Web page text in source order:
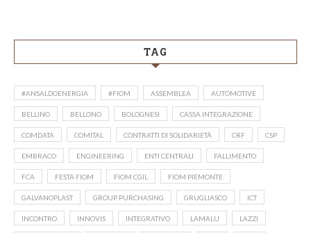
TAG
#ANSALDOENERGIA #FIOM ASSEMBLEA AUTOMOTIVE
BELLINO BELLONO BOLOGNESI CASSA INTEGRAZIONE
COMDATA COMITAL CONTRATTI DI SOLIDARIETÀ CRF CSP
EMBRACO ENGINEERING ENTI CENTRALI FALLIMENTO
FCA FESTA FIOM FIOM CGIL FIOM PIEMONTE
GALVANOPLAST GROUP PURCHASING GRUGLIASCO ICT
INCONTRO INNOVIS INTEGRATIVO LAMALU LAZZI